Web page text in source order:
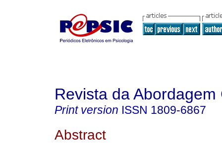
Revista da Abordagem
Print version ISSN 1809-6867
Abstract